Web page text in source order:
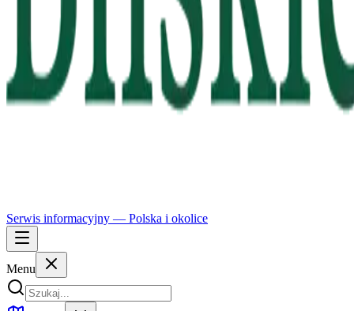
Serwis informacyjny — Polska i okolice
Menu